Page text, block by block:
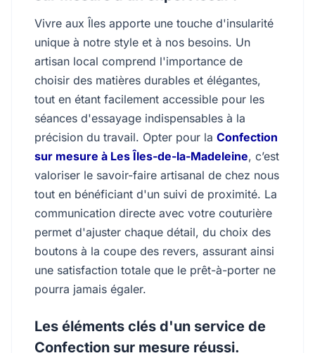
Vivre aux Îles apporte une touche d'insularité
unique à notre style et à nos besoins. Un
artisan local comprend l'importance de
choisir des matières durables et élégantes,
tout en étant facilement accessible pour les
séances d'essayage indispensables à la
précision du travail. Opter pour la Confection
sur mesure à Les Îles-de-la-Madeleine, c’est
valoriser le savoir-faire artisanal de chez nous
tout en bénéficiant d'un suivi de proximité. La
communication directe avec votre couturière
permet d'ajuster chaque détail, du choix des
boutons à la coupe des revers, assurant ainsi
une satisfaction totale que le prêt-à-porter ne
pourra jamais égaler.
Les éléments clés d'un service de
Confection sur mesure réussi.